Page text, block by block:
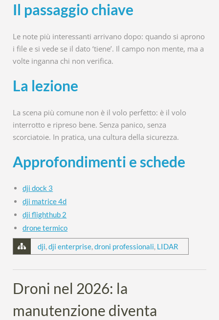
Il passaggio chiave
Le note più interessanti arrivano dopo: quando si aprono
i file e si vede se il dato ‘tiene’. Il campo non mente, ma a
volte inganna chi non verifica.
La lezione
La scena più comune non è il volo perfetto: è il volo
interrotto e ripreso bene. Senza panico, senza
scorciatoie. In pratica, una cultura della sicurezza.
Approfondimenti e schede
dji dock 3
dji matrice 4d
dji flighthub 2
drone termico
dji,dji enterprise,droni professionali, LIDAR
Droni nel 2026: la
manutenzione diventa